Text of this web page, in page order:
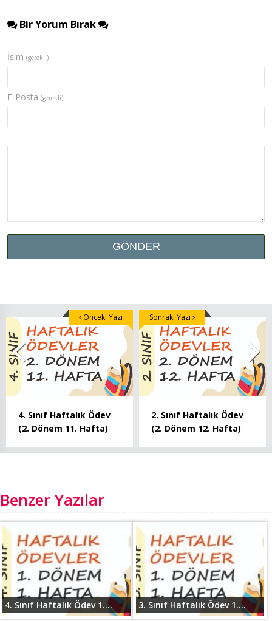
Bir Yorum Bırak
İsim (gerekli)
E-Posta (gerekli)
4. Sınıf Haftalık Ödev
(2. Dönem 11. Hafta)
Önceki Yazı
2. Sınıf Haftalık Ödev
(2. Dönem 12. Hafta)
Sonraki Yazı
Benzer Yazılar
4. Sınıf Haftalık Ödev 1.... 3. Sınıf Haftalık Ödev 1....